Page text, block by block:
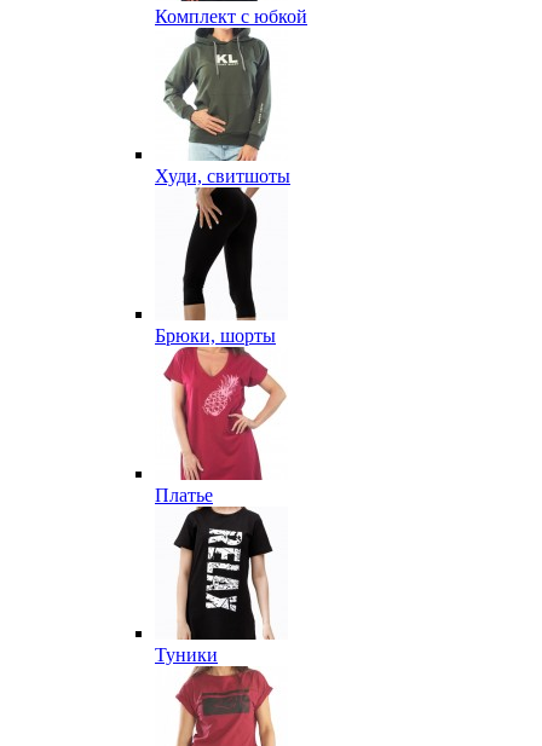
Комплект с юбкой
Худи, свитшоты
Брюки, шорты
Платье
Туники